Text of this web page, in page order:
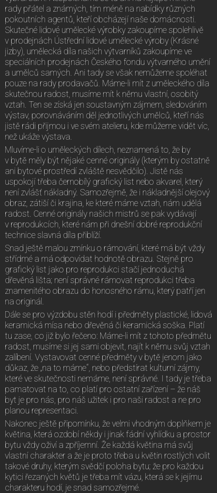
rady přátel a známých, tím méně na nabídky různých
pokoutních agentů, kteří obcházejí naše domácnosti.
Skutečné lidové umělecké výrobky zakoupíme spolehlivě
v prodejnách Ústřední lidové umělecké výroby (Krásné
jizby), umělecká díla našich výtvarníků zakoupíme ve
speciálních prodejnách Českého fondu výtvarného umění
a umělců samých. Ani tady se však nemůžeme spoléhat
pouze na rady prodavačů. Máme-li mít z uměleckého díla
skutečnou radost, musíme mít k němu vlastní, osobitý
vztah. Ten se získá jen soustavným zájmem, sledováním
výstav, porovnáváním děl jednotlivých umělců, kteří nás
jistě rádi přijmou i ve svém atelieru, kde můžeme vidět víc,
než ukáže výstava.
Mluvíme-li o uměleckých dílech, neznamená to, že by
v bytě měly být nějaké cenné originály (kterým by ostatně
ani bytové prostředí zvláště nesvědčilo). Jistě nás
uspokojí třeba černobílý grafický list nebo akvarel, který
není zvlášť nákladný. Samozřejmě, že i nákladnější olejový
obraz, zátiší či krajina, ke které máme vztah, nám udělá
radost. Cenné originály našich mistrů se pak vydávají
v reprodukcích, které nám při dnešní dobré reprodukční
technice slavná díla přiblíží.
Snad ještě malou zmínku o rámování, které má být vždy
střídmé a má odpovídat hodnotě obrazu. Stejně pro
grafický list jako pro reprodukci stačí jednoduchá
dřevěná lišta; není správné rámovat reprodukci třeba
znamenitého obrazu do honosného rámu, který patří jen
na originál.
Dále se pro výzdobu stěn hodí i předměty plastické, lidová
keramická mísa nebo dřevěná či keramická soška. Platí
tu zase, co již bylo řečeno: Máme-li mít z tohoto předmětu
radost, musíme si jej sami objevit, najít k němu svůj vztah
zalíbení. Vystavovat cenné předměty v bytě jenom jako
důkaz, že „na to máme“, nebo předstírat kulturní zájmy,
které ve skutečnosti nemáme, není správné. I tady je třeba
pamatovat na to, co platí pro ostatní zařízení – že náš
byt je pro nás, pro náš užitek i pro naši radost a ne pro
planou representaci.
Nakonec ještě připomínku, že velmi vhodným doplňkem je
květina, která ozdobí někdy i jinak fádní vyhlídku a prostor
bytu vždy oživí a zpříjemní. Že každá květina má svůj
vlastní charakter a že je proto třeba u květin rostlých volit
takové druhy, kterým svědčí poloha bytu; že pro každou
kytici řezaných květů je třeba mít vázu, která se k jejímu
charakteru hodí, je snad samozřejmé.